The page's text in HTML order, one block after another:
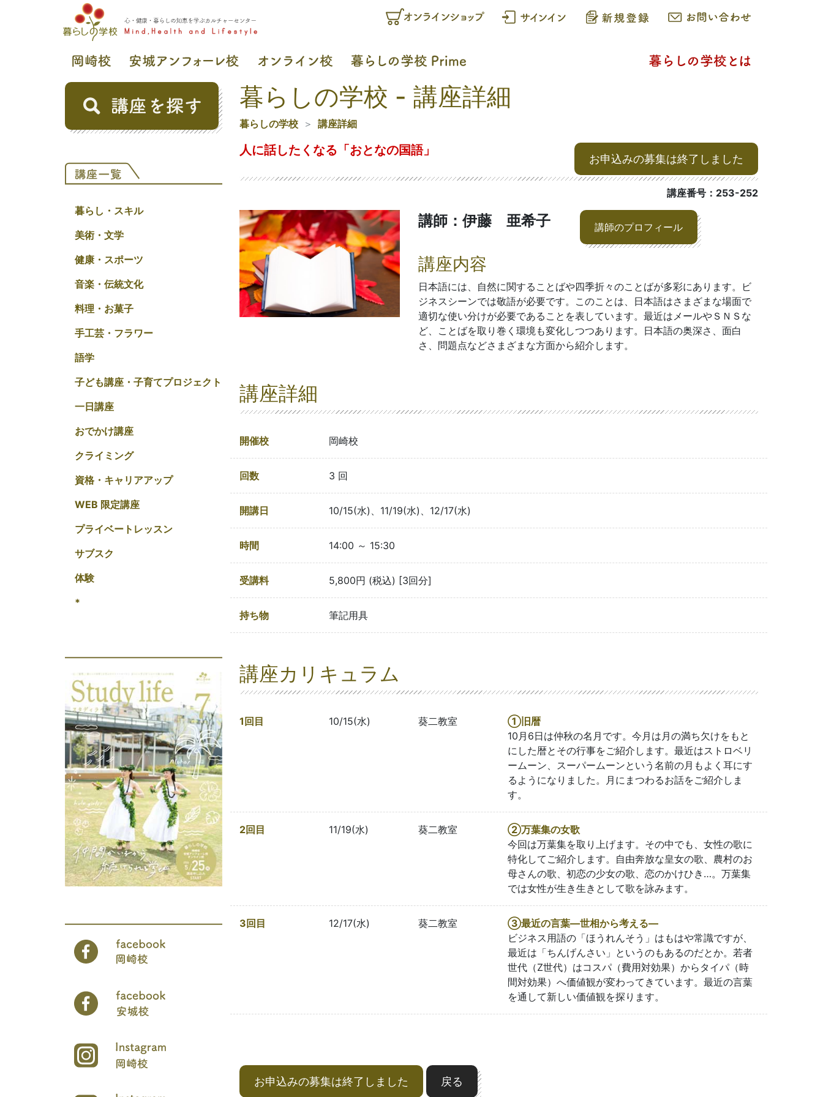
暮らし・スキル
美術・文学
健康・スポーツ
音楽・伝統文化
料理・お菓子
手工芸・フラワー
語学
子ども講座・子育てプロジェクト
一日講座
おでかけ講座
クライミング
資格・キャリアアップ
WEB 限定講座
プライベートレッスン
サブスク
体験
*
暮らしの学校 - 講座詳細
暮らしの学校 講座詳細
人に話したくなる「おとなの国語」
お申込みの募集は終了しました
講座番号：253-252
講師：伊藤 亜希子 講師のプロフィール
講座内容
日本語には、自然に関することばや四季折々のことばが多彩にあります。ビ
ジネスシーンでは敬語が必要です。このことは、日本語はさまざまな場面で
適切な使い分けが必要であることを表しています。最近はメールやＳＮＳな
ど、ことばを取り巻く環境も変化しつつあります。日本語の奥深さ、面白
さ、問題点などさまざまな方面から紹介します。
講座詳細
開催校 岡崎校
回数 3 回
開講日 10/15(水)、11/19(水)、12/17(水)
時間 14:00 ～ 15:30
受講料 5,800円 (税込) [3回分]
持ち物 筆記用具
講座カリキュラム
1回目 10/15(水) 葵二教室
①旧暦
10月6日は仲秋の名月です。今月は月の満ち欠けをもと
にした暦とその行事をご紹介します。最近はストロベリ
ームーン、スーパームーンという名前の月もよく耳にす
るようになりました。月にまつわるお話をご紹介しま
す。
2回目 11/19(水) 葵二教室
②万葉集の女歌
今回は万葉集を取り上げます。その中でも、女性の歌に
特化してご紹介します。自由奔放な皇女の歌、農村のお
母さんの歌、初恋の少女の歌、恋のかけひき…。万葉集
では女性が生き生きとして歌を詠みます。
3回目 12/17(水) 葵二教室
③最近の言葉―世相から考える―
ビジネス用語の「ほうれんそう」はもはや常識ですが、
最近は「ちんげんさい」というのもあるのだとか。若者
世代（Z世代）はコスパ（費用対効果）からタイパ（時
間対効果）へ価値観が変わってきています。最近の言葉
を通して新しい価値観を探ります。
お申込みの募集は終了しました 戻る